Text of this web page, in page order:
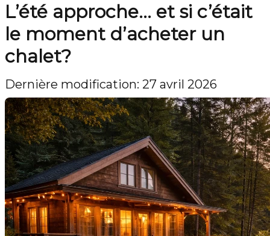
L’été approche… et si c’était
le moment d’acheter un
chalet?
Dernière modification: 27 avril 2026